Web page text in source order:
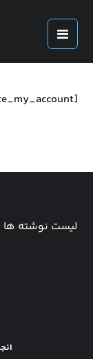
[woocommerce_my_account]
لیست نوشته ها